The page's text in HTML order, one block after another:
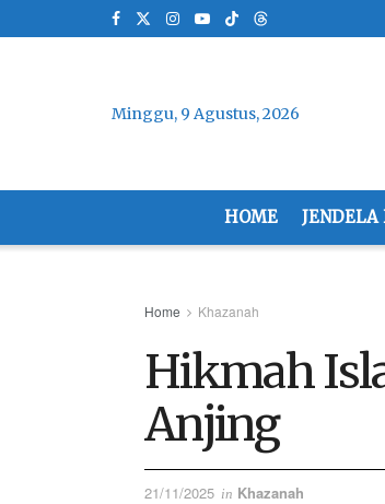
Minggu, 9 Agustus, 2026
HOME
Home Khazanah
Hikmah
Anjing
21/11/2025 in Khazanah